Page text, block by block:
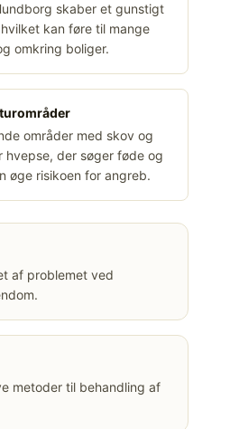
skaber et gunstigt
kan føre til mange
omkring boliger.
områder med skov og
der søger føde og
øge risikoen for angreb.
af problemet ved
metoder til behandling af